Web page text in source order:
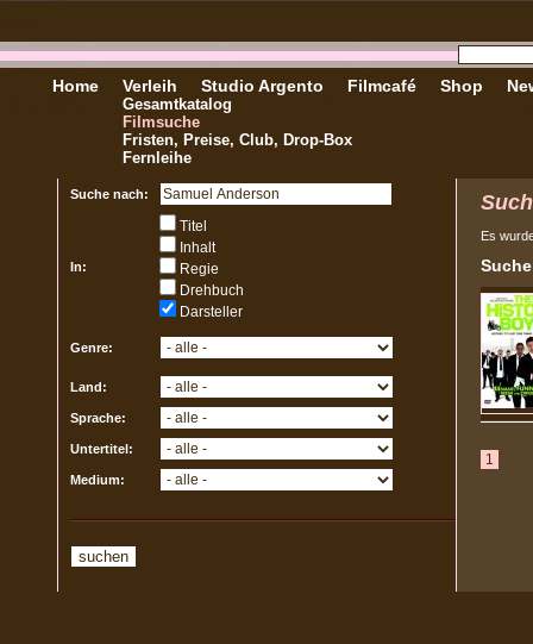
Home Verleih
Gesamtkatalog
Filmsuche
Fristen, Preise, Club, Drop-Box
Fernleihe
Studio Argento Filmcafé Shop
Suche nach:
In:
Titel
Inhalt
Regie
Drehbuch
Darsteller
Genre:
Land:
Sprache:
Untertitel:
Medium:
Es
1